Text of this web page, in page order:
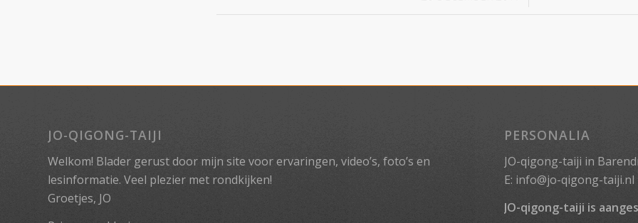
JO-QIGONG-TAIJI
Welkom! Blader gerust door mijn site voor ervaringen, video’s, foto’s en
lesinformatie. Veel plezier met rondkijken!
Groetjes, JO
PERSONALIA
JO-qigong-taiji in
E: info@jo-qigong-taiji.nl
JO-qigong-taiji is